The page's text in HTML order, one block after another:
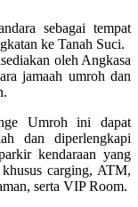
sebagai tempat
ke Tanah Suci.
oleh Angkasa
jamaah umroh dan
Umroh ini dapat
dan diperlengkapi
kendaraan yang
carging, ATM,
serta VIP Room.